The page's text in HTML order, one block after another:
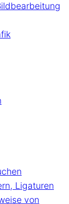
Ligaturen
von